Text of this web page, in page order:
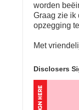
worden
Graag zie ik
opzegging
Met
Disclosers